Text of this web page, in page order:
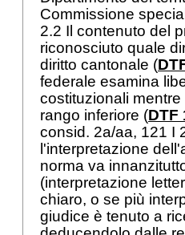
Commissione
2.2 Il contenuto del
riconosciuto quale
diritto cantonale (
federale esamina
costituzionali
rango inferiore (DTF
consid. 2a/aa, 121 I
l'interpretazione
norma va
(interpretazione
chiaro, o se più
giudice è tenuto a